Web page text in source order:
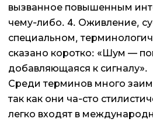
вызванное повышенным
чему-либо. 4. Оживление,
специальном,
сказано коротко: «Шум —
добавляющаяся к сигналу».
Среди терминов много
так как они ча-сто
легко входят в